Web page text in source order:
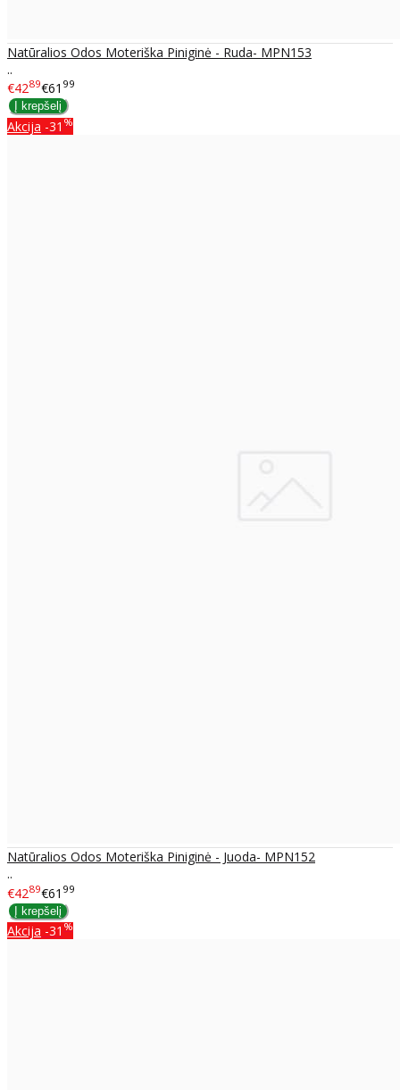
Natūralios Odos Moteriška Piniginė - Ruda- MPN153
..
€4289€61 99
Akcija -31 %
Natūralios Odos Moteriška Piniginė - Juoda- MPN152
..
€4289€61 99
Akcija -31 %